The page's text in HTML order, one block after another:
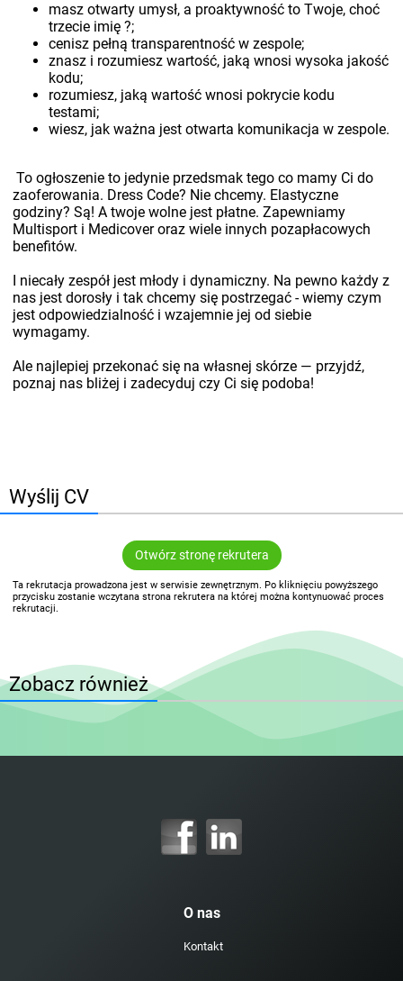
masz otwarty umysł, a proaktywność to Twoje, choć
trzecie imię ?;
cenisz pełną transparentność w zespole;
znasz i rozumiesz wartość, jaką wnosi wysoka jakość
kodu;
rozumiesz, jaką wartość wnosi pokrycie kodu
testami;
wiesz, jak ważna jest otwarta komunikacja w zespole.
To ogłoszenie to jedynie przedsmak tego co mamy Ci do
zaoferowania. Dress Code? Nie chcemy. Elastyczne
godziny? Są! A twoje wolne jest płatne. Zapewniamy
Multisport i Medicover oraz wiele innych pozapłacowych
benefitów.
I niecały zespół jest młody i dynamiczny. Na pewno każdy z
nas jest dorosły i tak chcemy się postrzegać - wiemy czym
jest odpowiedzialność i wzajemnie jej od siebie
wymagamy.
Ale najlepiej przekonać się na własnej skórze — przyjdź,
poznaj nas bliżej i zadecyduj czy Ci się podoba!
Wyślij CV
Otwórz stronę rekrutera
Ta rekrutacja prowadzona jest w serwisie zewnętrznym. Po kliknięciu powyższego
przycisku zostanie wczytana strona rekrutera na której można kontynuować proces
rekrutacji.
Zobacz również
O nas
Kontakt